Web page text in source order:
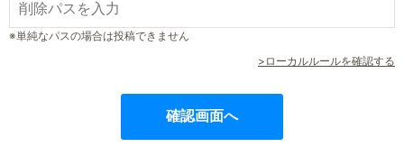
※単純なパスの場合は投稿できません
>ローカルルールを確認する